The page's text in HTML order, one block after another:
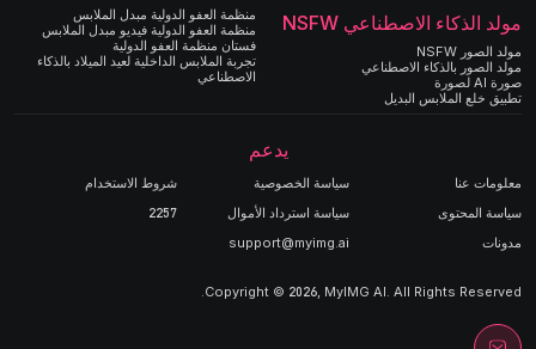
مولد الذكاء الاصطناعي NSFW
مولد الصور NSFW
مولد الصور بالذكاء الاصطناعي
صورة AI لصورة
تطبيق خلع الملابس البديل
منظمة العفو الدولية مبدل الملابس
منظمة العفو الدولية فيديو مبدل الملابس
فستان منظمة العفو الدولية
تجربة الملابس الداخلية لعيد الميلاد بالذكاء
الاصطناعي
يدعم
معلومات عنا سياسة الخصوصية
شروط الاستخدام
سياسة المحتوى
سياسة استرداد الأموال
2257
مدونات
support@myimg.ai
Copyright © 2026, MyIMG AI. All Rights Reserved.